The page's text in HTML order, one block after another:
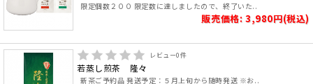
限定個数２００ 限定数に達しましたので、終了いた..
販売価格: 3,980円(税込)
レビュー0件
若蒸し煎茶 隆々
新茶ご予約品 発送予定：５月上旬から随時発送 ※お..